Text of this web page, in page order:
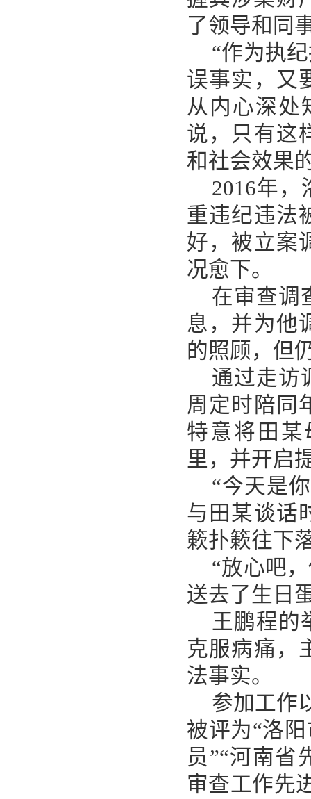
了领导和同
“作为执
误事实，又
从内心深处
说，只有这
和社会效果
2016年
重违纪违法
好，被立案
况愈下。
在审查调
息，并为他
的照顾，但
通过走访
周定时陪同
特意将田
里，并开启
“今天是
与田某谈话
簌扑簌往下
“放心吧
送去了生日
王鹏程的
克服病痛，
法事实。
参加工作
被评为“洛
员”“河南省
审查工作先